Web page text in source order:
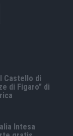
Castello di
di Figaro” di
Intesa